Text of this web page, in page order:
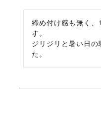
締め付け感も無く
す。
ジリジリと暑い日の
た。